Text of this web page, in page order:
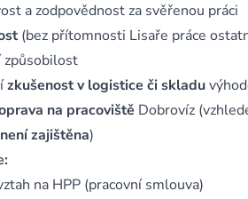
a zodpovědnost za svěřenou práci
(bez přítomnosti Lisaře práce
způsobilost
zkušenost v logistice či skladu
na pracoviště Dobrovíz
zajištěna)
na HPP (pracovní smlouva)